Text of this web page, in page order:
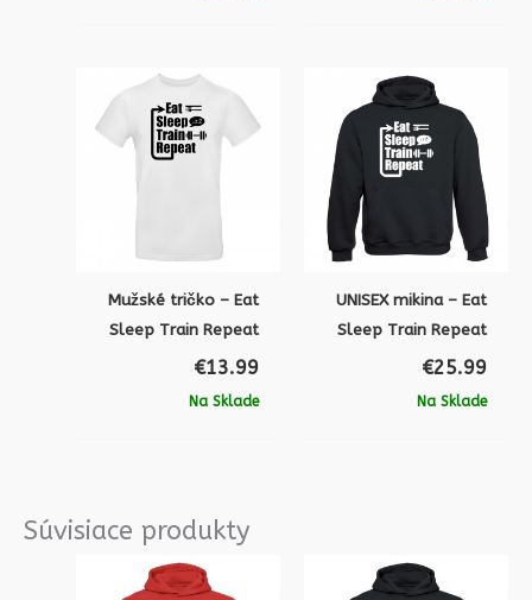
Mužské tričko – Eat
Sleep Train Repeat
€13.99
Na Sklade
UNISEX mikina – Eat
Sleep Train Repeat
€25.99
Na Sklade
Súvisiace produkty